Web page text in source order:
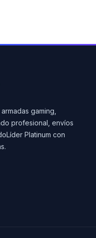
gaming,
profesional, envíos
Platinum con